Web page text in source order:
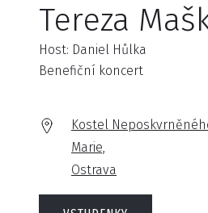
Tereza
Host: Daniel Hůlka
Benefiční koncert
Kostel
Marie,
Ostrava